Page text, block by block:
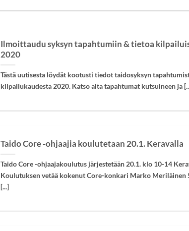
Ilmoittaudu syksyn tapahtumiin & tietoa
2020
Tästä uutisesta löydät kootusti tiedot taidosyksyn
kilpailukaudesta 2020. Katso alta tapahtumat kutsuineen ja
Taido Core -ohjaajia koulutetaan 20.1. Keravalla
Taido Core -ohjaajakoulutus järjestetään 20.1. klo 10-14
Koulutuksen vetää kokenut Core-konkari Marko Meriläinen
[...]